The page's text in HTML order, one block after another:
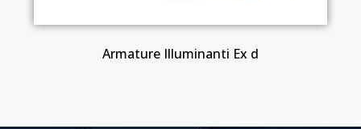
Armature Illuminanti Ex d